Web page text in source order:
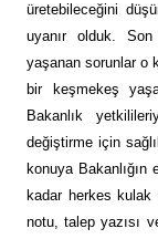
üretebileceğini
uyanır olduk.
yaşanan sorunlar o
bir keşmekeş
Bakanlık
değiştirme için
konuya
kadar herkes kulak
notu, talep yazısı